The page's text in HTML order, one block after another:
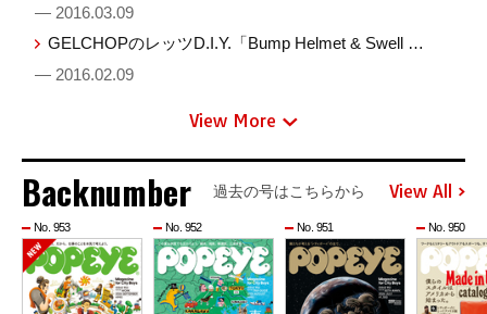
— 2016.03.09
GELCHOPのレッツD.I.Y.「Bump Helmet & Swell …
— 2016.02.09
View More
Backnumber 過去の号はこちらから View All
No. 953 No. 952 No. 951 No. 950